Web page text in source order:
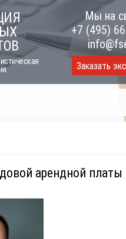
Мы на
+7 (495)
Заказать
арендной платы